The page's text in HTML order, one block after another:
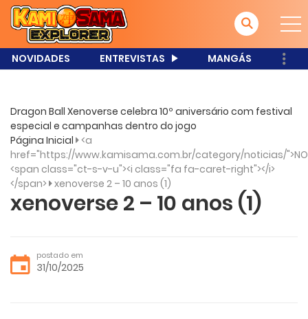
NOVIDADES ENTREVISTAS MANGÁS
Dragon Ball Xenoverse celebra 10º aniversário com festival
especial e campanhas dentro do jogo
Página Inicial <a
href="https://www.kamisama.com.br/category/noticias/
<span class="ct-s-v-u"><i class="fa fa-caret-right"></i>
</span> xenoverse 2 – 10 anos (1)
xenoverse 2 – 10 anos (1)
postado em
31/10/2025